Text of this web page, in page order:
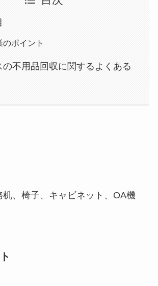
のポイント
の不用品回収に関するよくある
机、椅子、キャビネット、OA機